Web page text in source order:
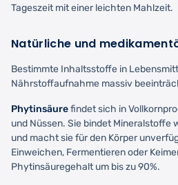
Tageszeit mit einer leichten Mahlzeit.
Natürliche und
Bestimmte Inhaltsstoffe in
Nährstoffaufnahme massiv
Phytinsäurefindet sich in
und Nüssen. Sie bindet Mineralstoffe
und macht sie für den Körper
Einweichen, Fermentieren oder
Phytinsäuregehalt um bis zu 90%.